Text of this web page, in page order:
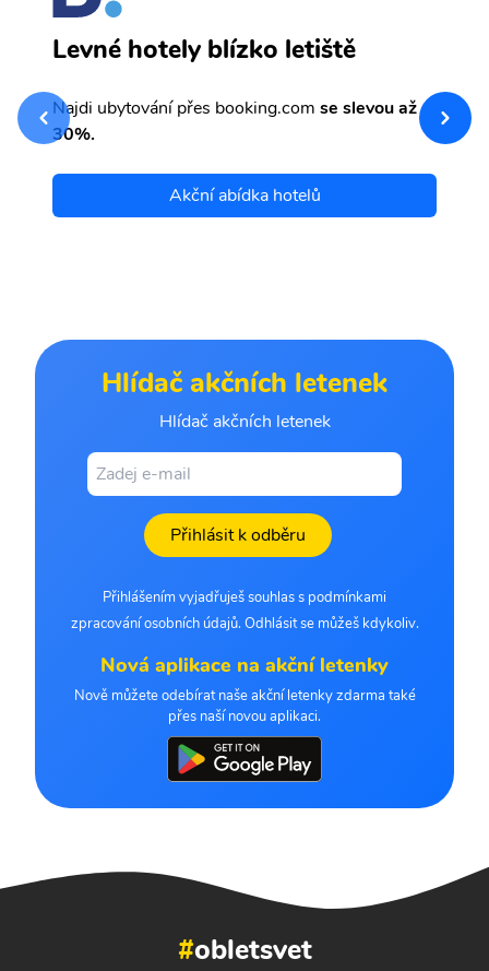
Levné hotely blízko letiště
Najdi ubytování přes booking.com se slevou až
30%.
Akční abídka hotelů
Hlídač akčních letenek
Hlídač akčních letenek
Přihlásit k odběru
Přihlášením vyjadřuješ souhlas s podmínkami
zpracování osobních údajů. Odhlásit se můžeš kdykoliv.
Nová aplikace na akční letenky
Nově můžete odebírat naše akční letenky zdarma také
přes naší novou aplikaci.
#obletsvet